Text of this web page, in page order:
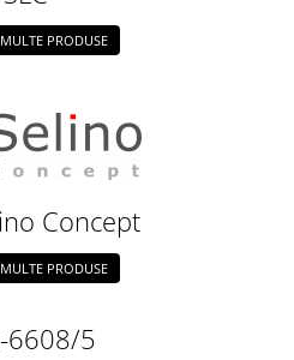
PRODUSE
Concept
PRODUSE
6608/5